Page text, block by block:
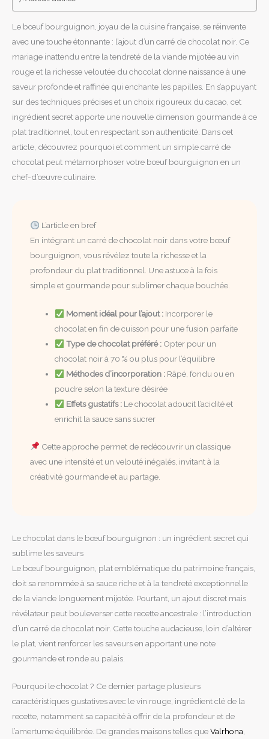
Le bœuf bourguignon, joyau de la cuisine française, se réinvente
avec une touche étonnante : l’ajout d’un carré de chocolat noir. Ce
mariage inattendu entre la tendreté de la viande mijotée au vin
rouge et la richesse veloutée du chocolat donne naissance à une
saveur profonde et raffinée qui enchante les papilles. En s’appuyant
sur des techniques précises et un choix rigoureux du cacao, cet
ingrédient secret apporte une nouvelle dimension gourmande à ce
plat traditionnel, tout en respectant son authenticité. Dans cet
article, découvrez pourquoi et comment un simple carré de
chocolat peut métamorphoser votre bœuf bourguignon en un
chef-d’œuvre culinaire.
L’article en bref
En intégrant un carré de chocolat noir dans votre bœuf
bourguignon, vous révélez toute la richesse et la
profondeur du plat traditionnel. Une astuce à la fois
simple et gourmande pour sublimer chaque bouchée.
Moment idéal pour l’ajout :Incorporer le
chocolat en fin de cuisson pour une fusion parfaite
Type de chocolat préféré :Opter pour un
chocolat noir à 70 % ou plus pour l’équilibre
Méthodes d’incorporation :Râpé, fondu ou en
poudre selon la texture désirée
Effets gustatifs :Le chocolat adoucit l’acidité et
enrichit la sauce sans sucrer
Cette approche permet de redécouvrir un classique
avec une intensité et un velouté inégalés, invitant à la
créativité gourmande et au partage.
Le chocolat dans le bœuf bourguignon : un ingrédient secret qui
sublime les saveurs
Le bœuf bourguignon, plat emblématique du patrimoine français,
doit sa renommée à sa sauce riche et à la tendreté exceptionnelle
de la viande longuement mijotée. Pourtant, un ajout discret mais
révélateur peut bouleverser cette recette ancestrale : l’introduction
d’un carré de chocolat noir. Cette touche audacieuse, loin d’altérer
le plat, vient renforcer les saveurs en apportant une note
gourmande et ronde au palais.
Pourquoi le chocolat ? Ce dernier partage plusieurs
caractéristiques gustatives avec le vin rouge, ingrédient clé de la
recette, notamment sa capacité à offrir de la profondeur et de
l’amertume équilibrée. De grandes maisons telles queValrhona,